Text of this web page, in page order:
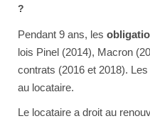
?
Pendant 9 ans, les
lois Pinel (2014), Macron
contrats (2016 et 2018).
au locataire.
Le locataire a droit au